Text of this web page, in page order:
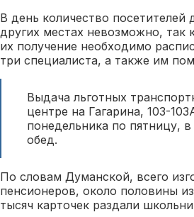
В день количество посетителей
других местах невозможно, так
их получение необходимо
три специалиста, а также им
Выдача льготных
центре на Гагарина, 103-
понедельника по пятницу,
обед.
По словам Думанской, всего
пенсионеров, около половины
тысяч карточек раздали